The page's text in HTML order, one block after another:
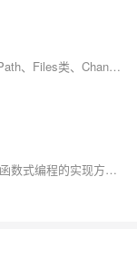
本文详解Java NIO与传统IO的区别与优势，涵盖Path、Files类、Channel、Buffer、Selector等核心概念，深入讲解文件操作、目录遍历、NIO实战及性能优化技巧，适合处理大文件与高并发场景，助力高效IO编程与面试准备。
Lambda表达式是Java 8引入的重要特性，简化了函数式编程的实现方式。它通过简洁的语法替代传统的匿名内部类，使代码更清晰、易读。本文深入讲解Lambda表达式的基本语法、函数式接口、方法引用等核心概念，并结合集合操作、线程处理、事件回调等实战案例，帮助开发者掌握现代Java编程技巧。同时，还解析了面试中高频出现的相关问题，助你深入理解其原理与应用场景。